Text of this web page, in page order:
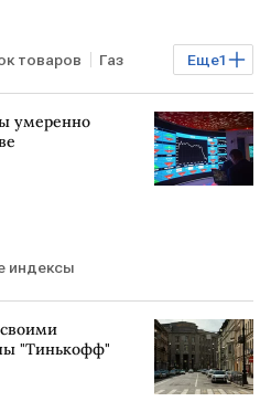
Еще1
товаров Газ
умеренно
индексы
"Тинькофф"